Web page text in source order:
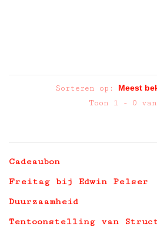
Sorteren op:
Toon 1 - 0
Cadeaubon
Freitag bij Edwin Pelser
Duurzaamheid
Tentoonstelling van